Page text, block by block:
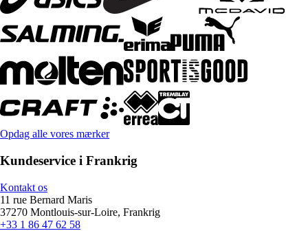
Opdag alle vores mærker
Kundeservice i Frankrig
Kontakt os
11 rue Bernard Maris
37270 Montlouis-sur-Loire, Frankrig
+33 1 86 47 62 58